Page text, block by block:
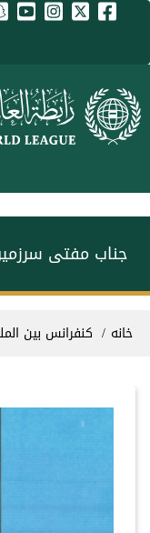
رفتن به محتوای اصلی
Main navigation Farsi
جناب مفتی
مسیر راهنما
خانه کنفرانس بین